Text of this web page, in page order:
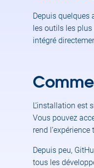
Depuis quelques
les outils les
intégré
L’installation est
Vous pouvez
rend
Depuis peu,
tous les